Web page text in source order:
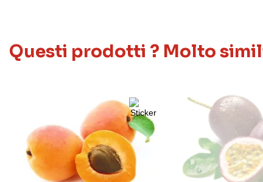
Questi prodotti ? Molto